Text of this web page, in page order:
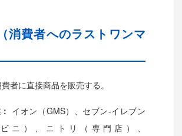
費者へのラストワンマ
者に直接商品を販売する。
イオン（GMS）、セブン-イレブン
ビニ）、ニトリ（専門店）、